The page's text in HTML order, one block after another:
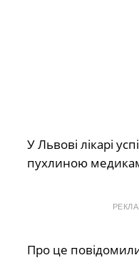
У Львові лікарі
пухлиною
Про це повідомили